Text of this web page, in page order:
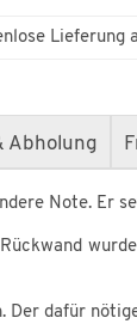
Lieferung
Abholung
Note. Er
dafür